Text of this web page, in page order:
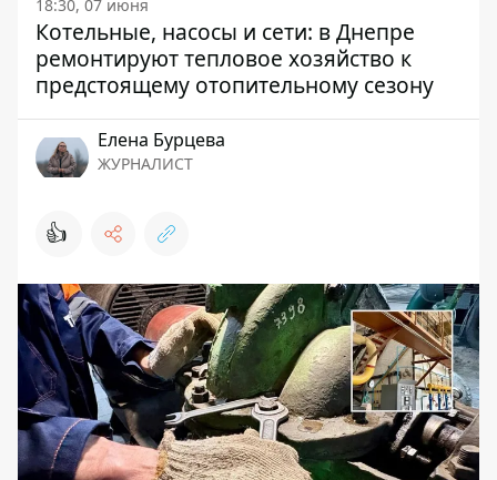
18:30, 07 июня
Котельные, насосы и сети: в Днепре
ремонтируют тепловое хозяйство к
предстоящему отопительному сезону
Елена Бурцева
ЖУРНАЛИСТ
👍